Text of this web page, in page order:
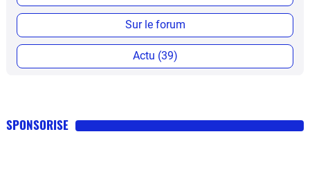
Sur le forum
Actu (39)
SPONSORISE